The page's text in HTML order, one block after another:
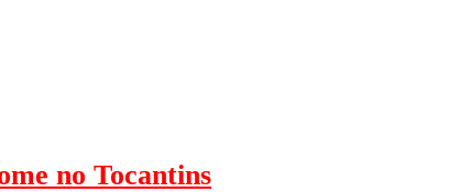
no Tocantins